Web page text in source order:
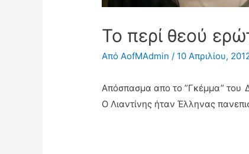
Το περί θεού
Από AofMAdmin / 10 Απριλίου,
Απόσπασμα απο το ”Γκέμμα” του
Ο Λιαντίνης ήταν Έλληνας